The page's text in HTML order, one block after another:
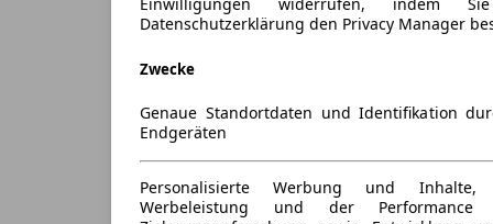
Einwilligungen widerrufen, indem
Datenschutzerklärung den Privacy Manager
Zwecke
Genaue Standortdaten und Identifikation
Endgeräten
Personalisierte Werbung und Inhalte,
Werbeleistung und der